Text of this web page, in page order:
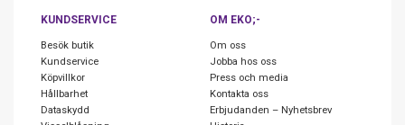
KUNDSERVICE
Besök butik
Kundservice
Köpvillkor
Hållbarhet
Dataskydd
OM EKO;-
Om oss
Jobba hos oss
Press och media
Kontakta oss
Erbjudanden – Nyhetsbrev